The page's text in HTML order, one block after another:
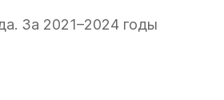
За 2021–2024 годы